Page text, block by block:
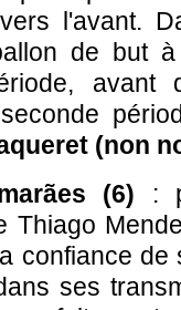
l'avant.
de but
avant
(non
(6) :
Thiago
confiance
ses